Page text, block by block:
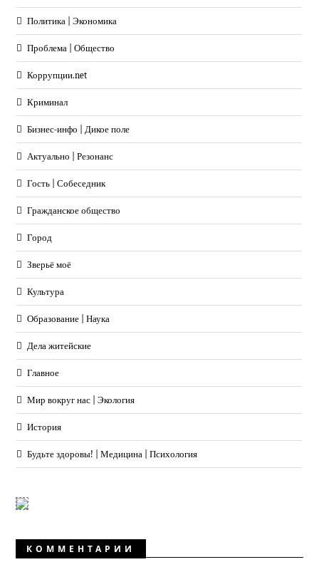
Политика | Экономика
Проблема | Общество
Коррупции.net
Криминал
Бизнес-инфо | Дикое поле
Актуально | Резонанс
Гость | Собеседник
Гражданское общество
Город
Зверьё моё
Культура
Образование | Наука
Дела житейские
Главное
Мир вокруг нас | Экология
История
Будьте здоровы! | Медицина | Психология
КОММЕНТАРИИ